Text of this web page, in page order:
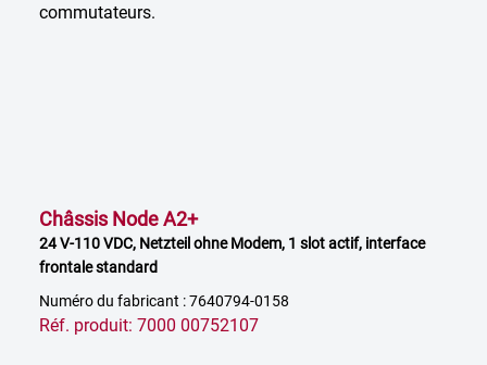
Châssis Node A2+
24 V-110 VDC, Netzteil ohne Modem, 1 slot actif, interface
frontale standard
Numéro du fabricant : 7640794-0158
Réf. produit: 7000 00752107